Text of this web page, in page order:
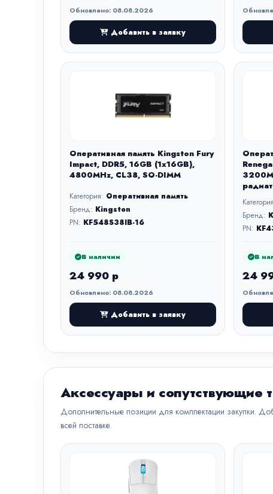
Обновлено: 08.08.2026
Добавить в заявку
Оперативная память Kingston Fury
Impact, DDR5, 16GB (1x16GB),
4800MHz, CL38, SO-DIMM
Категория: Оперативная память
Бренд: Kingston
PN: KF548S38IB-16
В наличии
24 990 р
Обновлено: 08.08.2026
Добавить в заявку
Бренд:
PN:
В
24
Аксессуары и сопутствующие
Дополнительные позиции для комплектации закупки.
всей поставке.